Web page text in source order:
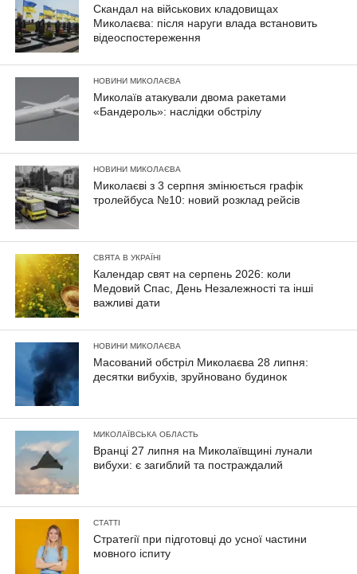
Скандал на військових кладовищах
Миколаєва: після наруги влада встановить
відеоспостереження
НОВИНИ МИКОЛАЄВА
Миколаїв атакували двома ракетами
«Бандероль»: наслідки обстрілу
НОВИНИ МИКОЛАЄВА
Миколаєві з 3 серпня змінюється графік
тролейбуса №10: новий розклад рейсів
СВЯТА В УКРАЇНІ
Календар свят на серпень 2026: коли
Медовий Спас, День Незалежності та інші
важливі дати
НОВИНИ МИКОЛАЄВА
Масований обстріл Миколаєва 28 липня:
десятки вибухів, зруйновано будинок
МИКОЛАЇВСЬКА ОБЛАСТЬ
Вранці 27 липня на Миколаївщині лунали
вибухи: є загиблий та постраждалий
СТАТТІ
Стратегії при підготовці до усної частини
мовного іспиту